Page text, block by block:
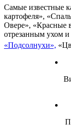
Самые известные
картофеля»,
Овере», «Красные
отрезанным ухом и
«Подсолнухи»,